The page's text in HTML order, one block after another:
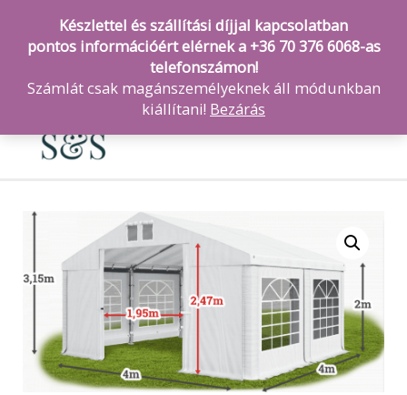
Készlettel és szállítási díjjal kapcsolatban
pontos információért elérnek a +36 70 376 6068-as
telefonszámon!
Számlát csak magánszemélyeknek áll módunkban
kiállítani! Bezárás